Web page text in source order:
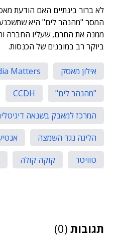
לא ברור בינתיים האם הודעת
ממנה את החרם, שעליו החברה
ביוקר רב במובנים של הכנסות.
אילון מאסק Matters
"מהנהר לים"
CCDH
המרכז למאבק בשנאה
הליגה נגד השמצה
טוויטר
קוקה קולה
תגובות (0)